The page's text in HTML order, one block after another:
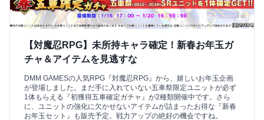
【対魔忍RPG】未所持キャラ確定！新春お年玉ガ
チャ＆アイテムを見逃すな
DMM GAMESの人気RPG『対魔忍RPG』から、嬉しいお年玉企画
が登場しました。まだ手に入れていない五車祭限定ユニットが必ず
1体もらえる『初獲得五車確定ガチャ』が2種類開催中です。さら
に、ユニットの強化に欠かせないアイテムが詰まったお得な『新春
お年玉セット』も販売予定。戦力アップの絶好の機会ですね。